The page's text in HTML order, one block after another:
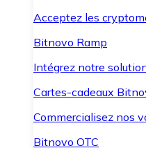
Acceptez les
Bitnovo Ramp
Intégrez notre
Cartes-cadeaux
Commercialisez nos
Bitnovo OTC